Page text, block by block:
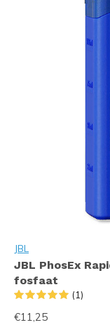
JBL
JBL PhosEx
fosfaat
(1)
€11,25